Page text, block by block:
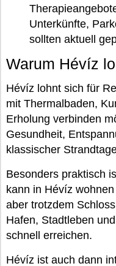
Unterkünfte,
sollten aktuell
Warum Hévíz
Hévíz lohnt sich für
mit Thermalbaden,
Erholung verbinden
Gesundheit,
klassischer
Besonders praktisch
kann in Hévíz
aber trotzdem
Hafen, Stadtleben
schnell erreichen.
Hévíz ist auch dann